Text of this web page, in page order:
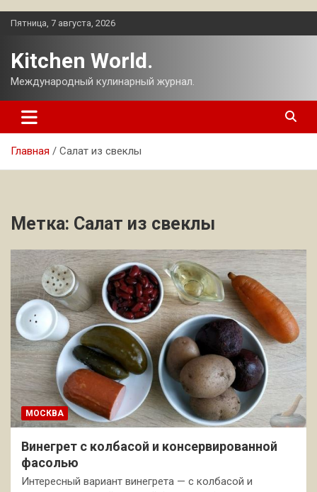
Перейти
Пятница, 7 августа, 2026
Kitchen World.
Международный кулинарный журнал.
Главная Салат из свеклы
Метка: Салат из свеклы
МОСКВА
Винегрет с колбасой и консервированной
фасолью
Интересный вариант винегрета — с колбасой и